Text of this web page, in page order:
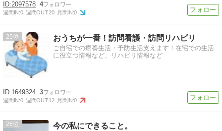
2097578 4
週間IN:0 週間OUT:20 月間IN:0
25 おうちが一番！訪問看護・訪問リハビリ
ご自宅での療養生活・予防生活支えます！在宅での生活
に役立つ情報など、リハビリ情報など
1649324 3
週間IN:0 週間OUT:12 月間IN:0
26 今の私にできること。